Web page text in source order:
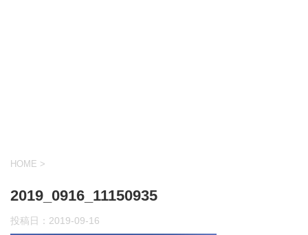
HOME >
2019_0916_11150935
投稿日： 2019-09-16